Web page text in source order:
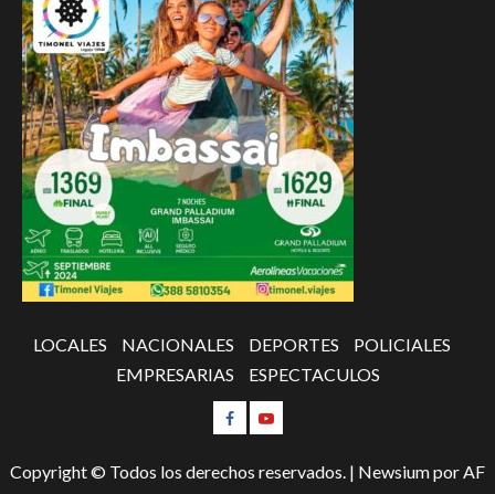
LOCALES NACIONALES DEPORTES
POLICIALES
EMPRESARIAS
ESPECTACULOS
Copyright © Todos los derechos reservados. | Newsiumpor AF